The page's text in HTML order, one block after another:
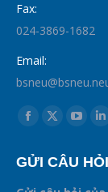
Fax:
024-3869-1682
Email:
Find us on:
Facebook
opens
in
X
opens
in
opens
in
in
GỬI CÂU HỎI